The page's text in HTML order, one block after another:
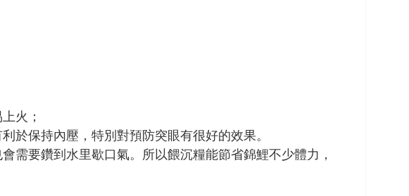
火；
於保持內壓，特別對預防突眼有很好的效果。
需要鑽到水里歇口氣。所以餵沉糧能節省錦鯉不少體力，